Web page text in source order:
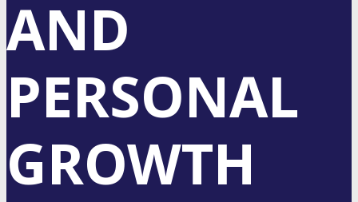
AND
PERSONAL
GROWTH